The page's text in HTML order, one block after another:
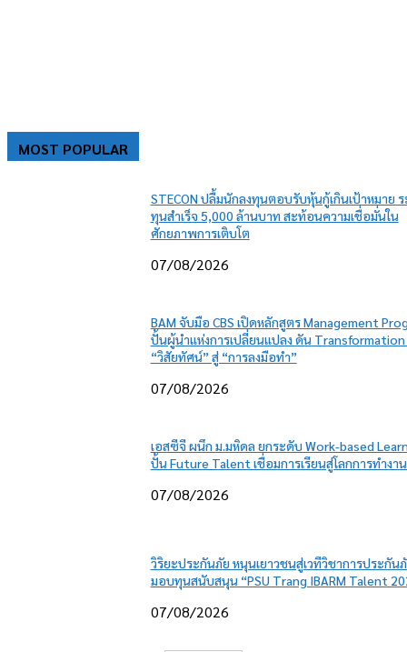
MOST POPULAR
STECON ปลื้มนักลงทุนตอบรับหุ้นกู้เกินเป้าหมาย
ทุนสำเร็จ 5,000 ล้านบาท สะท้อนความเชื่อมั่นใน
ศักยภาพการเติบโต
07/08/2026
BAM จับมือ CBS เปิดหลักสูตร Management
ปั้นผู้นำแห่งการเปลี่ยนแปลง ดัน Transformation
“วิสัยทัศน์” สู่ “การลงมือทำ”
07/08/2026
เอสซีจี ผนึก ม.มหิดล ยกระดับ Work-based
ปั้น Future Talent เชื่อมการเรียนสู่โลกการทำงา
07/08/2026
วิริยะประกันภัย หนุนเยาวชนสู่เวทีวิชาการประกัน
มอบทุนสนับสนุน “PSU Trang IBARM Talent
07/08/2026